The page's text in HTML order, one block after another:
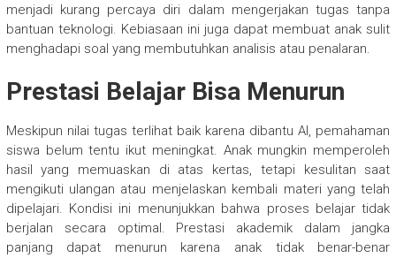
menjadi kurang percaya diri dalam mengerjakan tugas tanpa
bantuan teknologi. Kebiasaan ini juga dapat membuat anak sulit
menghadapi soal yang membutuhkan analisis atau penalaran.
Prestasi Belajar Bisa Menurun
Meskipun nilai tugas terlihat baik karena dibantu AI, pemahaman
siswa belum tentu ikut meningkat. Anak mungkin memperoleh
hasil yang memuaskan di atas kertas, tetapi kesulitan saat
mengikuti ulangan atau menjelaskan kembali materi yang telah
dipelajari. Kondisi ini menunjukkan bahwa proses belajar tidak
berjalan secara optimal. Prestasi akademik dalam jangka
panjang dapat menurun karena anak tidak benar-benar